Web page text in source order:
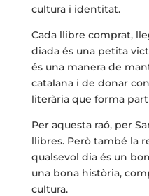
cultura i identitat.
Cada llibre comprat,
diada és una petita
és una manera de
catalana i de donar
literària que forma
Per aquesta raó, per
llibres. Però també la
qualsevol dia és un
una bona història,
cultura.